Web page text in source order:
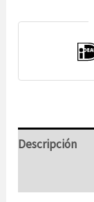
Descripción